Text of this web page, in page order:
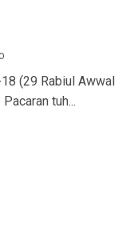
0
(29 Rabiul Awwal
tuh...